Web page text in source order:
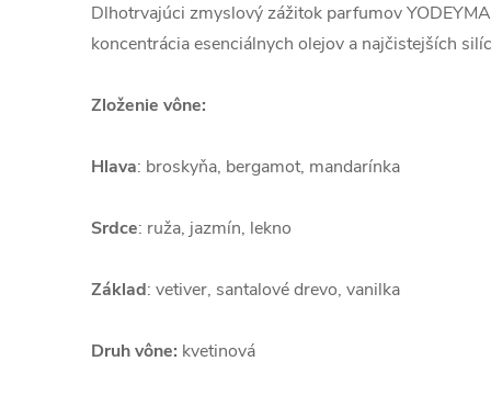
Dlhotrvajúci zmyslový zážitok parfumov
koncentrácia esenciálnych olejov a najčistejších
Zloženie vône:
Hlava: broskyňa, bergamot, mandarínka
Srdce: ruža, jazmín, lekno
Základ: vetiver, santalové drevo, vanilka
Druh vône: kvetinová